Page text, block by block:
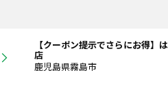
【クーポン提示でさらにお得】
店
鹿児島県霧島市